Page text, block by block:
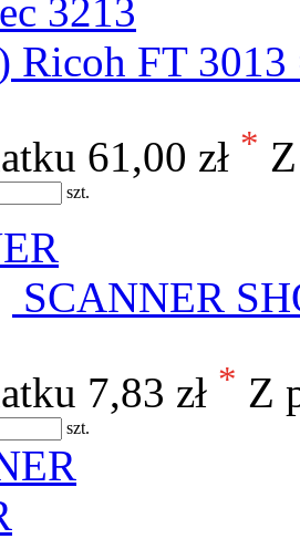
Ricoh FT 3013
61,00 zł *
szt.
SCANNER
7,83 zł * Z
szt.